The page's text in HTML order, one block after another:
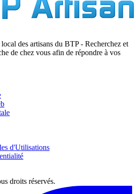
des artisans du BTP - Recherchez et
de chez vous afin de répondre à vos
d'Utilisations
droits réservés.